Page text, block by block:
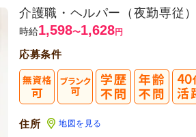
まずは応募し
介護職・ヘルパー（夜勤専従
時給1,598〜1,628円
応募条件
住所 地図を見る